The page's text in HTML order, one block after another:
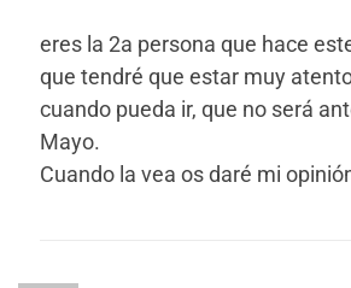
eres la 2a persona que hace
que tendré que estar muy
cuando pueda ir, que no será
Mayo.
Cuando la vea os daré mi